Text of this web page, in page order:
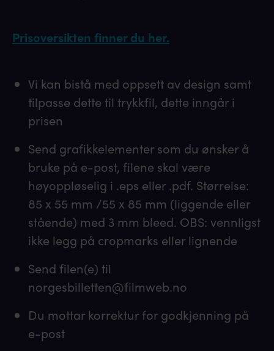
Prisoversikten finner du her.
Vi kan bistå med oppsett av design samt
tilpasse dette til trykkfil, dette inngår i
prisen
Send grafikkelementer som du ønsker å
bruke på e-post, filene skal være
høyoppløselig i .eps eller .pdf. Størrelse:
85 x 55 mm /55 x 85 mm (liggende eller
stående) med 3 mm bleed. OBS: vennligst
ikke legg på cropmarks eller lignende
Send filen(e) til
norgesbilletten@filmweb.no
Du mottar korrektur for godkjenning på
e-post